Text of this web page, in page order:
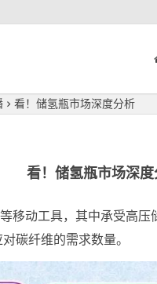
看！储氢瓶市场深度分析
看！储氢瓶市场深度
移动工具，其中承受高
碳纤维的需求数量。